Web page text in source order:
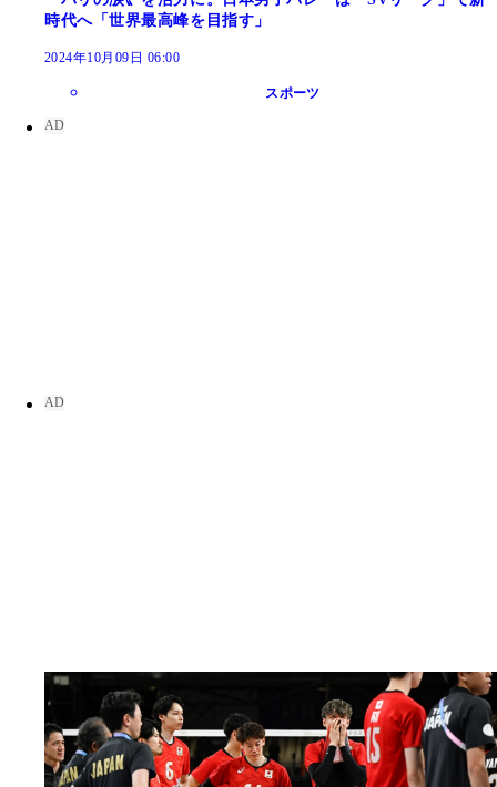
時代へ「世界最高峰を目指す」
2024年10月09日 06:00
スポーツ